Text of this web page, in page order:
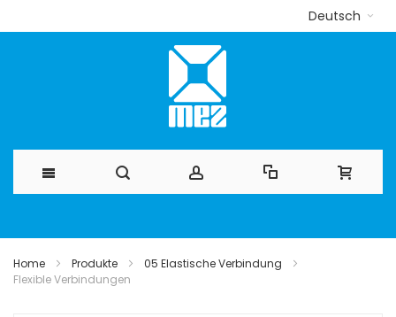
Deutsch
Inhalt
Home Produkte
05 Elastische Verbindung
Flexible Verbindungen